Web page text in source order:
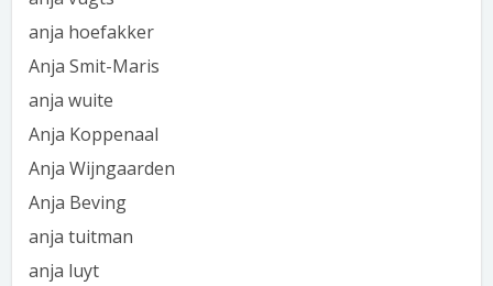
anja hoefakker
Anja Smit-Maris
anja wuite
Anja Koppenaal
Anja Wijngaarden
Anja Beving
anja tuitman
anja luyt